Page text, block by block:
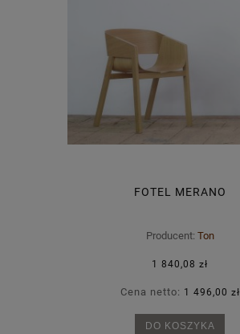
FOTEL MERANO
Producent: Ton
1 840,08 zł
Cena netto: 1 496,00 zł
DO KOSZYKA